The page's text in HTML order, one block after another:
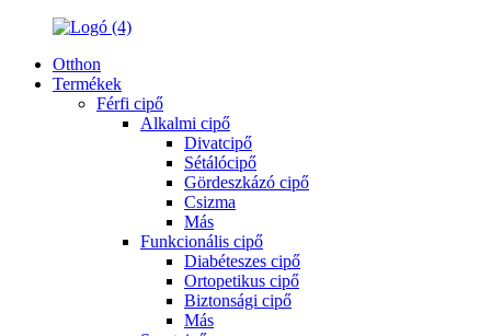
Otthon
Termékek
Férfi cipő
Alkalmi cipő
Divatcipő
Sétálócipő
Gördeszkázó cipő
Csizma
Más
Funkcionális cipő
Diabéteszes cipő
Ortopetikus cipő
Biztonsági cipő
Más